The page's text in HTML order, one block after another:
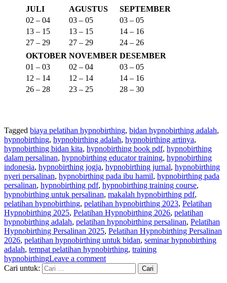
JULI AGUSTUS
SEPTEMBER
02 – 04
03 – 05
03 – 05
13 – 15
13 – 15
14 – 16
27 – 29
27 – 29
24 – 26
OKTOBER NOVEMBER DESEMBER
01 – 03
02 – 04
03 – 05
12 – 14
12 – 14
14 – 16
26 – 28
23 – 25 28 – 30
Tagged biaya pelatihan hypnobirthing, bidan hypnobirthing adalah,
hypnobirthing, hypnobirthing adalah, hypnobirthing artinya,
hypnobirthing bidan kita, hypnobirthing book pdf, hypnobirthing
dalam persalinan, hypnobirthing educator training, hypnobirthing
indonesia, hypnobirthing jogja, hypnobirthing jurnal, hypnobirthing
nyeri persalinan, hypnobirthing pada ibu hamil, hypnobirthing pada
persalinan, hypnobirthing pdf, hypnobirthing training course,
hypnobirthing untuk persalinan, makalah hypnobirthing pdf,
pelatihan hypnobirthing, pelatihan hypnobirthing 2023, Pelatihan
Hypnobirthing 2025, Pelatihan Hypnobirthing 2026, pelatihan
hypnobirthing adalah, pelatihan hypnobirthing persalinan, Pelatihan
Hypnobirthing Persalinan 2025, Pelatihan Hypnobirthing Persalinan
2026, pelatihan hypnobirthing untuk bidan, seminar hypnobirthing
adalah, tempat pelatihan hypnobirthing, training
hypnobirthingLeave a comment
Cari untuk: